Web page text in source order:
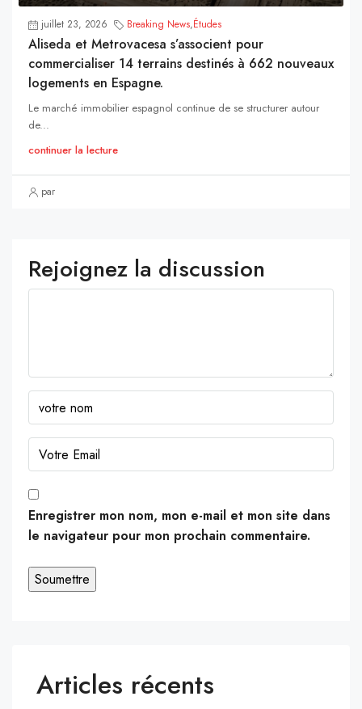
juillet 23, 2026 Breaking News,Études
Aliseda et Metrovacesa s’associent pour
commercialiser 14 terrains destinés à 662 nouveaux
logements en Espagne.
Le marché immobilier espagnol continue de se structurer autour
de...
continuer la lecture
par
Rejoignez la discussion
Enregistrer mon nom, mon e-mail et mon site dans
le navigateur pour mon prochain commentaire.
Articles récents